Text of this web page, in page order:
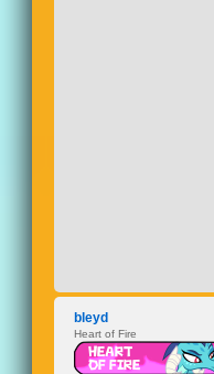
bleyd
Heart of Fire